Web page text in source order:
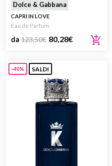
Dolce & Gabbana
CAPRI IN LOVE
Eau de Parfum
da 123,50€ 80,28€
-40% SALDI